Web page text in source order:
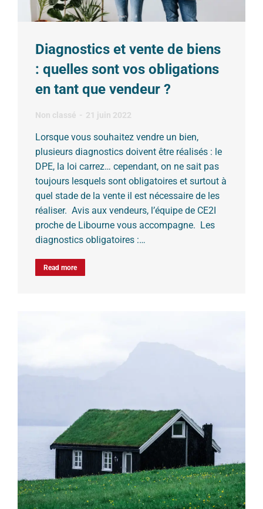
Diagnostics et vente de biens
: quelles sont vos obligations
en tant que vendeur ?
Non classé 21 juin 2022
Lorsque vous souhaitez vendre un bien,
plusieurs diagnostics doivent être réalisés : le
DPE, la loi carrez… cependant, on ne sait pas
toujours lesquels sont obligatoires et surtout à
quel stade de la vente il est nécessaire de les
réaliser. Avis aux vendeurs, l’équipe de CE2I
proche de Libourne vous accompagne. Les
diagnostics obligatoires :…
Read more